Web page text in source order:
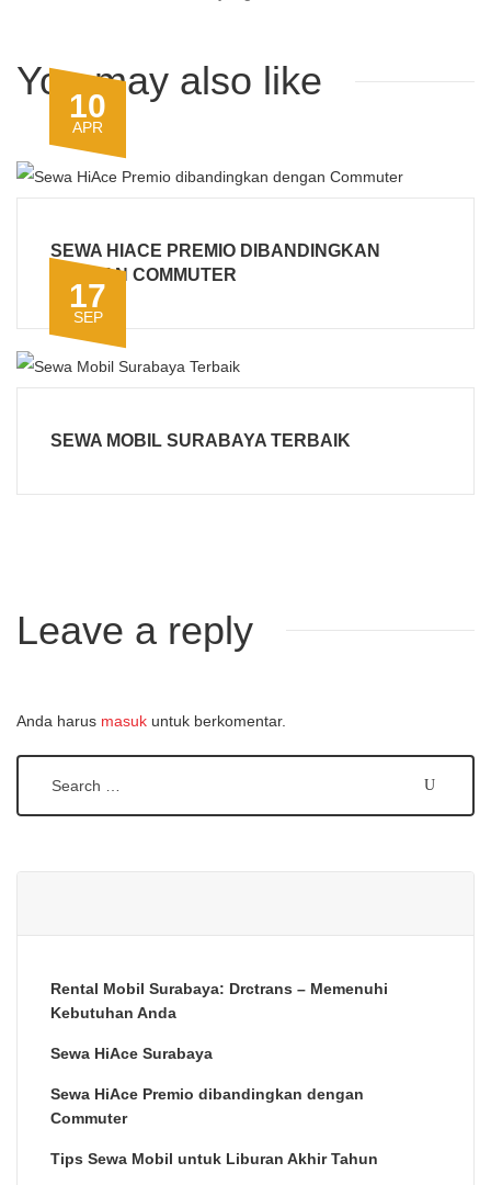
You may also like
10
APR
SEWA HIACE PREMIO DIBANDINGKAN
DENGAN COMMUTER
17
SEP
SEWA MOBIL SURABAYA TERBAIK
Leave a reply
Anda harus masuk untuk berkomentar.
Rental Mobil Surabaya: Drctrans – Memenuhi
Kebutuhan Anda
Sewa HiAce Surabaya
Sewa HiAce Premio dibandingkan dengan
Commuter
Tips Sewa Mobil untuk Liburan Akhir Tahun